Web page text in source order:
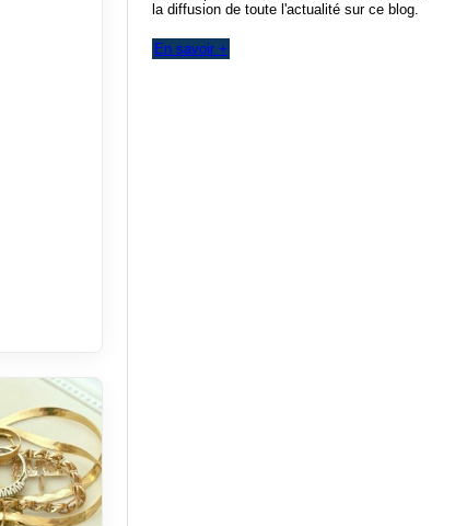
la diffusion de toute l'actualité sur ce blog.
En savoir +